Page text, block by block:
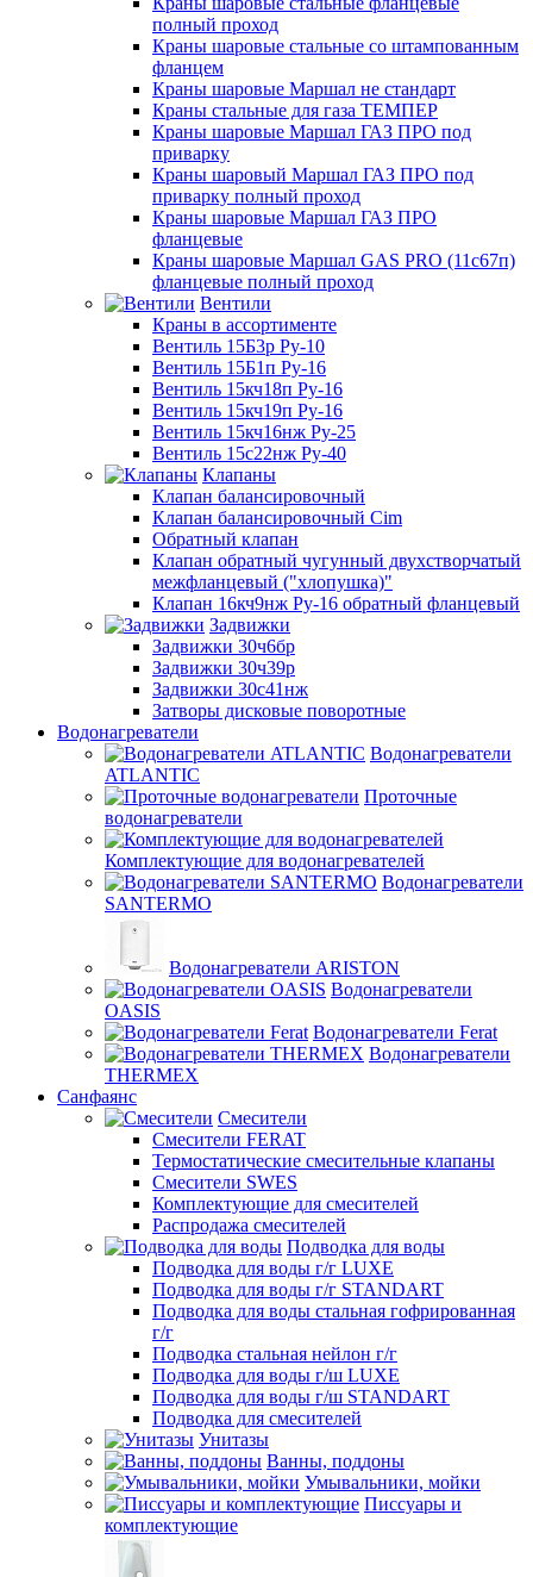
полный проход
Краны шаровые стальные со штампованным
фланцем
Краны шаровые Маршал не стандарт
Краны стальные для газа ТЕМПЕР
Краны шаровые Маршал ГАЗ ПРО под
приварку
Краны шаровый Маршал ГАЗ ПРО под
приварку полный проход
Краны шаровые Маршал ГАЗ ПРО
фланцевые
Краны шаровые Маршал GAS PRO (11с67п)
фланцевые полный проход
Вентили
Краны в ассортименте
Вентиль 15Б3р Ру-10
Вентиль 15Б1п Ру-16
Вентиль 15кч18п Ру-16
Вентиль 15кч19п Ру-16
Вентиль 15кч16нж Ру-25
Вентиль 15с22нж Ру-40
Клапаны
Клапан балансировочный
Клапан балансировочный Cim
Обратный клапан
Клапан обратный чугунный двухстворчатый
межфланцевый ("хлопушка)"
Клапан 16кч9нж Ру-16 обратный фланцевый
Задвижки
Задвижки 30ч6бр
Задвижки 30ч39р
Задвижки 30с41нж
Затворы дисковые поворотные
Водонагреватели
Водонагреватели
ATLANTIC
Проточные
водонагреватели
Комплектующие для водонагревателей
Водонагреватели
SANTERMO
Водонагреватели ARISTON
Водонагреватели
OASIS
Водонагреватели Ferat
Водонагреватели
THERMEX
Санфаянс
Смесители
Смесители FERAT
Термостатические смесительные клапаны
Смесители SWES
Комплектующие для смесителей
Распродажа смесителей
Подводка для воды
Подводка для воды г/г LUXE
Подводка для воды г/г STANDART
Подводка для воды стальная гофрированная
г/г
Подводка стальная нейлон г/г
Подводка для воды г/ш LUXE
Подводка для воды г/ш STANDART
Подводка для смесителей
Унитазы
Ванны, поддоны
Умывальники, мойки
Писсуары и
комплектующие